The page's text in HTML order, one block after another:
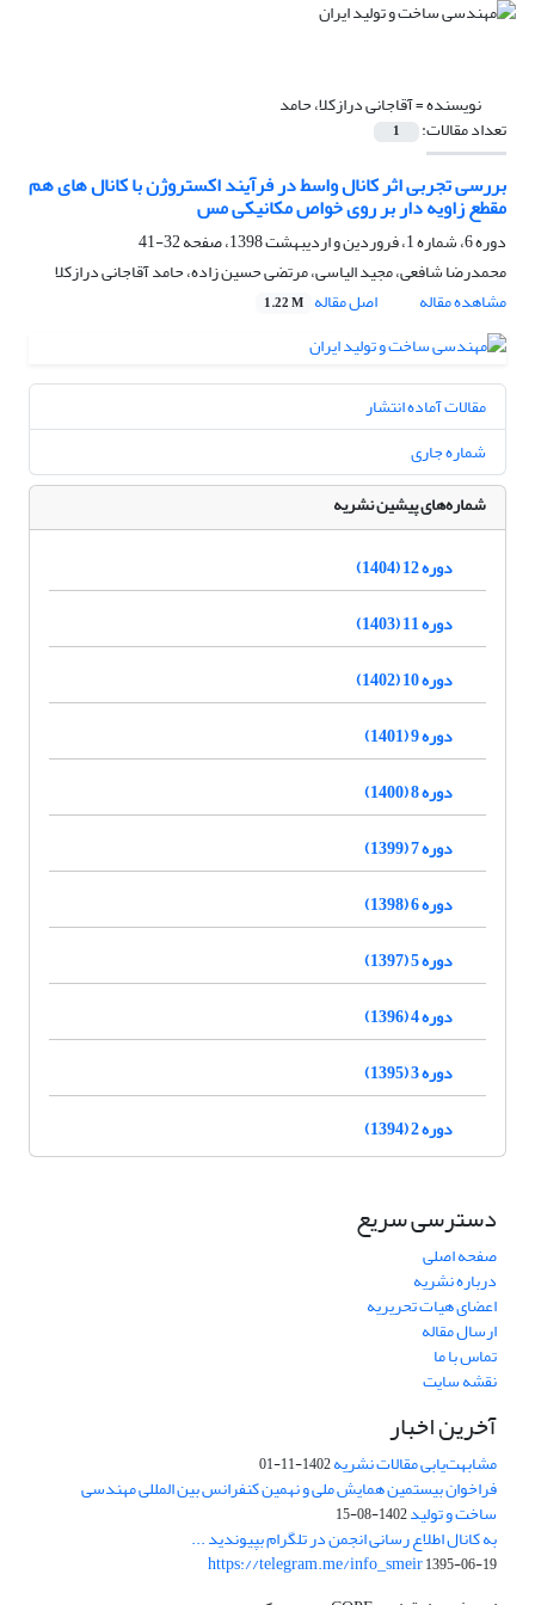
نویسنده =آقاجانی درازکلا، حامد
تعداد مقالات: 1
بررسی تجربی اثر کانال واسط در فرآیند اکستروژن با کانال های هم
مقطع زاویه دار بر روی خواص مکانیکی مس
دوره 6، شماره 1، فروردین و اردیبهشت 1398، صفحه
32-41
محمدرضا شافعی، مجید الیاسی، مرتضی حسین زاده، حامد آقاجانی درازکلا
مشاهده مقاله
اصل مقاله 1.22 M
مقالات آماده انتشار
شماره جاری
شماره‌های پیشین نشریه
دوره 12 (1404)
دوره 11 (1403)
دوره 10 (1402)
دوره 9 (1401)
دوره 8 (1400)
دوره 7 (1399)
دوره 6 (1398)
دوره 5 (1397)
دوره 4 (1396)
دوره 3 (1395)
دوره 2 (1394)
دسترسی سریع
صفحه اصلی
درباره نشریه
اعضای هیات تحریریه
ارسال مقاله
تماس با ما
نقشه سایت
آخرین اخبار
مشابهت‌یابی مقالات نشریه1402-11-01
فراخوان بیستمین همایش ملی و نهمین کنفرانس بین المللی مهندسی
ساخت و تولید1402-08-15
به کانال اطلاع رسانی انجمن در تلگرام بپیوندید ...
https://telegram.me/info_smeir1395-06-19